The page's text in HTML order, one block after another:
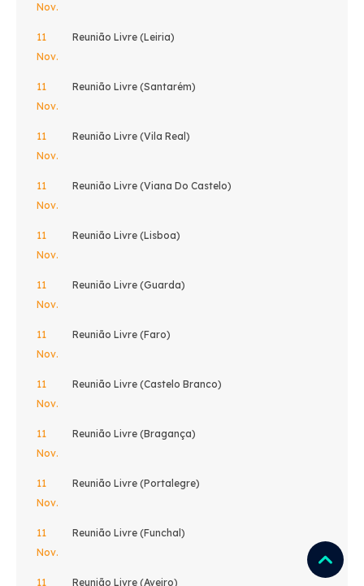
Nov.
11
Nov.
Reunião Livre (Leiria)
11
Nov.
Reunião Livre (Santarém)
11
Nov.
Reunião Livre (Vila Real)
11
Nov.
Reunião Livre (Viana Do Castelo)
11
Nov.
Reunião Livre (Lisboa)
11
Nov.
Reunião Livre (Guarda)
11
Nov.
Reunião Livre (Faro)
11
Nov.
Reunião Livre (Castelo Branco)
11
Nov.
Reunião Livre (Bragança)
11
Nov.
Reunião Livre (Portalegre)
11
Nov.
Reunião Livre (Funchal)
11 Reunião Livre (Aveiro)